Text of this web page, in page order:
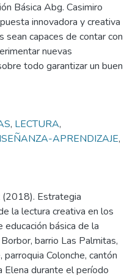
Básica Abg. Casimiro
innovadora y creativa
capaces de contar con
nuevas
todo garantizar un buen
, LECTURA,
APRENDIZAJE,
(2018). Estrategia
la lectura creativa en los
básica de la
barrio Las Palmitas,
Colonche, cantón
Elena durante el período